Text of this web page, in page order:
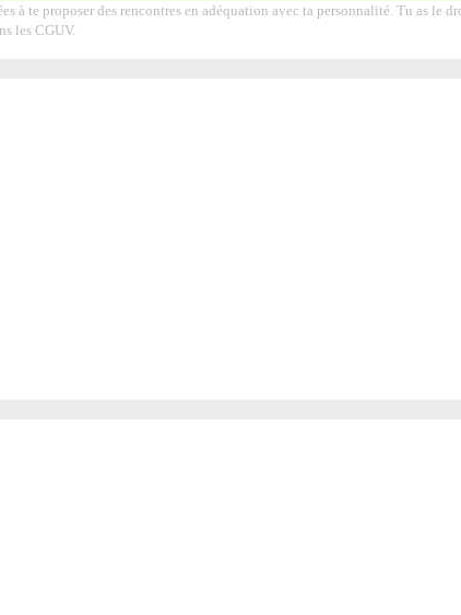
te proposer des rencontres en adéquation avec ta personnalité. Tu as le
les CGUV.